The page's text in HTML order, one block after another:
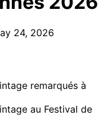
24, 2026
remarqués à
au Festival de